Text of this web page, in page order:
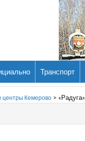
Транспорт
центры Кемерово > «Радуга»